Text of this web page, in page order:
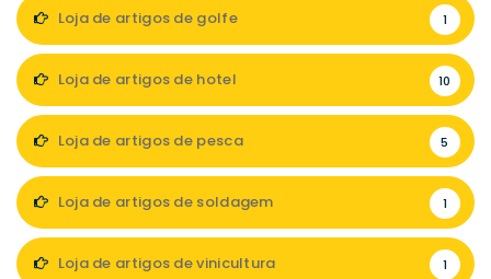
Loja de artigos de golfe 1
Loja de artigos de hotel 10
Loja de artigos de pesca 5
Loja de artigos de soldagem 1
Loja de artigos de vinicultura 1